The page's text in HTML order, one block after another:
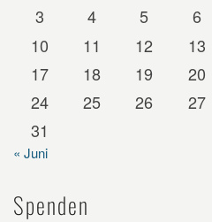
3
4 5 6
10
11 12 13
17
18 19 20
24
25 26 27
31
« Juni
Spenden